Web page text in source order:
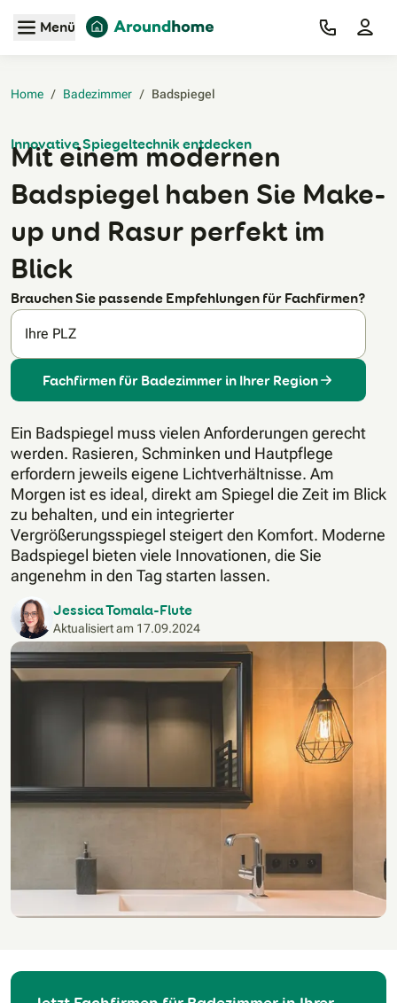
Zum Hauptinhalt
Menü
Home / Badezimmer / Badspiegel‎
Innovative Spiegeltechnik entdecken
Mit einem modernen
Badspiegel haben Sie Make-
up und Rasur perfekt im
Blick
Brauchen Sie passende Empfehlungen für Fachfirmen?
Ihre PLZ
Fachfirmen für Badezimmer in Ihrer Region
Ein Badspiegel muss vielen Anforderungen gerecht
werden. Rasieren, Schminken und Hautpflege
erfordern jeweils eigene Lichtverhältnisse. Am
Morgen ist es ideal, direkt am Spiegel die Zeit im Blick
zu behalten, und ein integrierter
Vergrößerungsspiegel steigert den Komfort. Moderne
Badspiegel bieten viele Innovationen, die Sie
angenehm in den Tag starten lassen.
Jessica Tomala-Flute
Aktualisiert am 17.09.2024